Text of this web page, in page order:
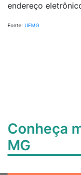
endereço
Fonte: UFMG
Conheça
MG